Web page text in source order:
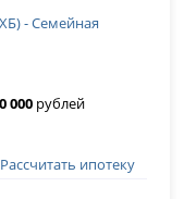
- Семейная
000 рублей
Рассчитать ипотеку